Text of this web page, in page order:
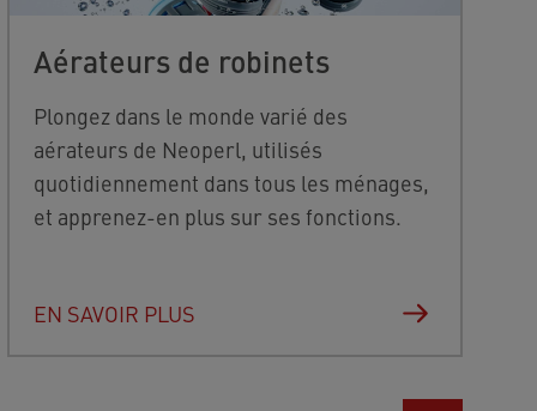
Aérateurs de robinets
Plongez dans le monde varié des
aérateurs de Neoperl, utilisés
quotidiennement dans tous les ménages,
et apprenez-en plus sur ses fonctions.
EN SAVOIR PLUS